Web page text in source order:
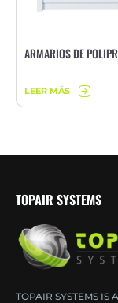
ARMARIOS DE
LEER MÁS
TOPAIR SYSTEMS
TOPAIR SYSTEMS IS